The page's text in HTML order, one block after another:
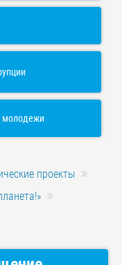
молодежи
проекты